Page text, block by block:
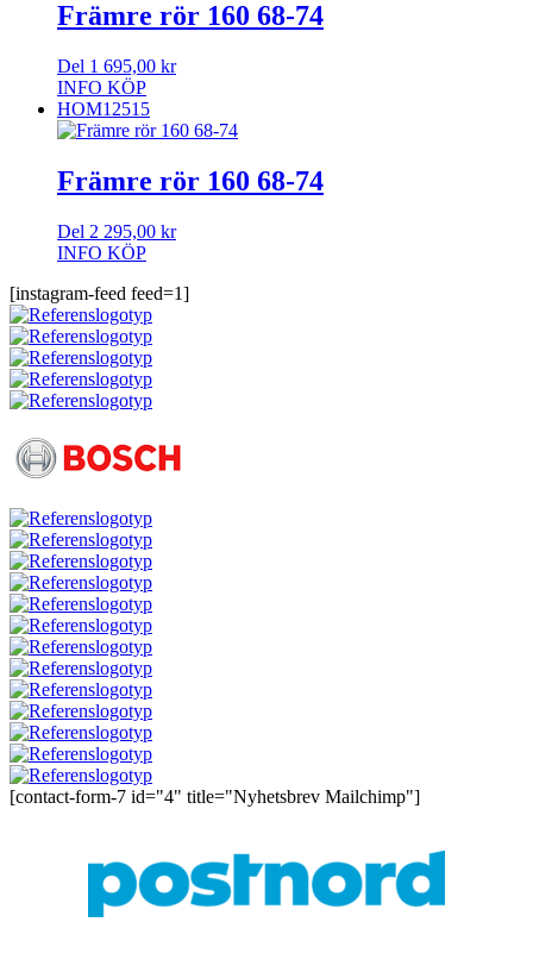
Främre rör 160 68-74
Del 1 695,00 kr
INFO KÖP
HOM12515
Främre rör 160 68-74
Del 2 295,00 kr
INFO KÖP
[instagram-feed feed=1]
[contact-form-7 id="4" title="Nyhetsbrev Mailchimp"]